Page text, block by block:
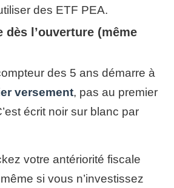
des ETF PEA.
dès l’ouverture (même
des 5 ans démarre à
versement, pas au premier
écrit noir sur blanc par
votre antériorité fiscale
si vous n’investissez